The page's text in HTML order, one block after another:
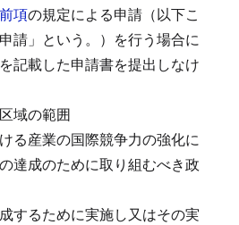
前項の規定による申請（以下こ
請」という。）を行う場合に
記載した申請書を提出しなけ
域の範囲
る産業の国際競争力の強化に
達成のために取り組むべき政
するために実施し又はその実